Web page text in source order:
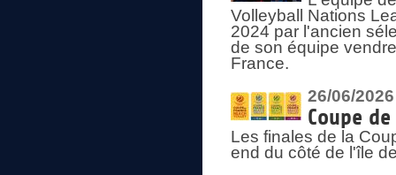
Volleyball Nations
2024 par l'ancien
de son équipe
France.
26/06/2026
Coupe
Les finales de la
end du côté de l'île